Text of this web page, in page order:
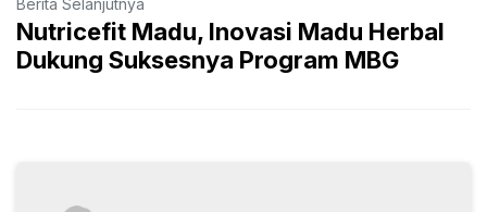
Nutricefit Madu, Inovasi Madu Herbal
Dukung Suksesnya Program MBG